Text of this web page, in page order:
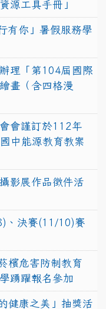
源工具手冊」
有你」暑假服務學
理「第104屆國際
畫（含四格漫
會謹訂於112年
中能源教育教案
影展作品徵件活
、決賽(11/10)賽
檳危害防制教育
踴躍報名參加
健康之美」抽獎活